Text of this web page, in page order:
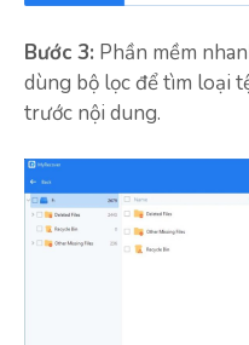
Bước 3: Phần mềm
dùng bộ lọc để tìm loại
trước nội dung.